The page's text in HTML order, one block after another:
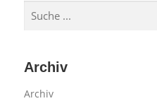
Suchen
Archiv
Archiv